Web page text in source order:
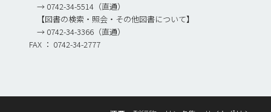
→ 0742-34-5514（直通）
【図書の検索・照会・その他図書について】
→ 0742-34-3366（直通）
FAX ： 0742-34-2777